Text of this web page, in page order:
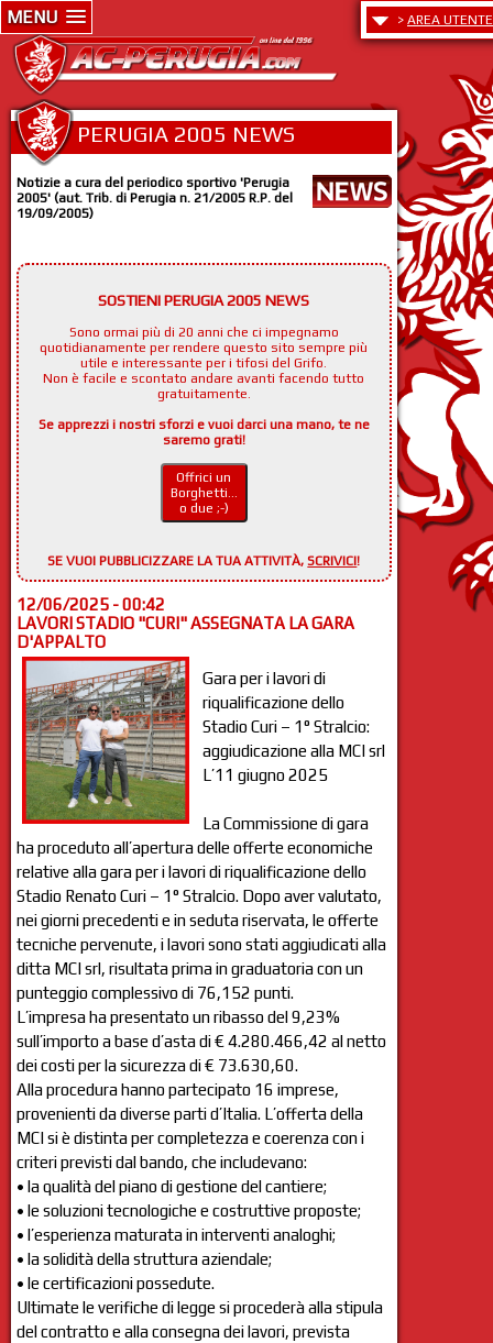
MENU > AREA UTENTE
PERUGIA 2005 NEWS
Notizie a cura del periodico sportivo 'Perugia
2005' (aut. Trib. di Perugia n. 21/2005 R.P. del
19/09/2005)
SOSTIENI PERUGIA 2005 NEWS
Sono ormai più di 20 anni che ci impegnamo
quotidianamente per rendere questo sito sempre più
utile e interessante per i tifosi del Grifo.
Non è facile e scontato andare avanti facendo tutto
gratuitamente.
Se apprezzi i nostri sforzi e vuoi darci una mano, te ne
saremo grati!
Offrici un
Borghetti...
o due ;-)
SE VUOI PUBBLICIZZARE LA TUA ATTIVITÀ,SCRIVICI!
12/06/2025 - 00:42
LAVORI STADIO "CURI" ASSEGNATA LA GARA
D'APPALTO
Gara per i lavori di
riqualificazione dello
Stadio Curi – 1° Stralcio:
aggiudicazione alla MCI srl
L’11 giugno 2025
La Commissione di gara
ha proceduto all’apertura delle offerte economiche
relative alla gara per i lavori di riqualificazione dello
Stadio Renato Curi – 1° Stralcio. Dopo aver valutato,
nei giorni precedenti e in seduta riservata, le offerte
tecniche pervenute, i lavori sono stati aggiudicati alla
ditta MCI srl, risultata prima in graduatoria con un
punteggio complessivo di 76,152 punti.
L’impresa ha presentato un ribasso del 9,23%
sull’importo a base d’asta di € 4.280.466,42 al netto
dei costi per la sicurezza di € 73.630,60.
Alla procedura hanno partecipato 16 imprese,
provenienti da diverse parti d’Italia. L’offerta della
MCI si è distinta per completezza e coerenza con i
criteri previsti dal bando, che includevano:
• la qualità del piano di gestione del cantiere;
• le soluzioni tecnologiche e costruttive proposte;
• l’esperienza maturata in interventi analoghi;
• la solidità della struttura aziendale;
• le certificazioni possedute.
Ultimate le verifiche di legge si procederà alla stipula
del contratto e alla consegna dei lavori, prevista